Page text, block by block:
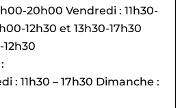
20h00 Vendredi : 11h30-
12h30 et 13h30-17h30
: 11h30 – 17h30 Dimanche :